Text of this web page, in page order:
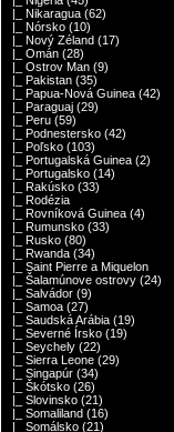
|_ Nikaragua (62)
|_ Nórsko (10)
|_ Nový Zéland (17)
|_ Omán (28)
|_ Ostrov Man (9)
|_ Pakistan (35)
|_ Papua-Nová Guinea (42)
|_ Paraguaj (29)
|_ Peru (59)
|_ Podnestersko (42)
|_ Poľsko (103)
|_ Portugalská Guinea (2)
|_ Portugalsko (14)
|_ Rakúsko (33)
|_ Rodézia
|_ Rovníková Guinea (4)
|_ Rumunsko (33)
|_ Rusko (80)
|_ Rwanda (34)
|_ Saint Pierre a Miquelon
|_ Šalamúnove ostrovy (24)
|_ Salvádor (9)
|_ Samoa (27)
|_ Saudská Arábia (19)
|_ Severné Írsko (19)
|_ Seychely (22)
|_ Sierra Leone (29)
|_ Singapúr (34)
|_ Škótsko (26)
|_ Slovinsko (21)
|_ Somaliland (16)
|_ Somálsko (21)